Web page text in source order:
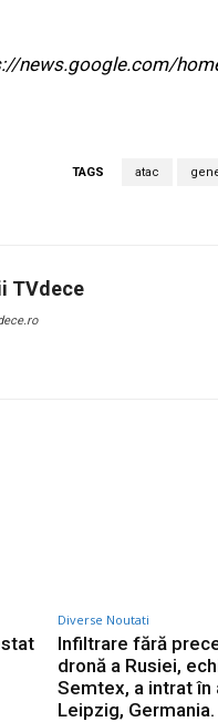
news.google.com/
TAGS atac
TVdece
Diverse Noutati
Infiltrare fără
dronă a Rusiei,
Semtex, a intrat în
Leipzig, Germania.